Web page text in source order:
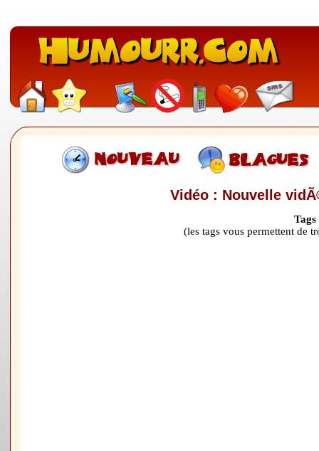
Vidéo : Nouvelle
(les tags vous permettent de